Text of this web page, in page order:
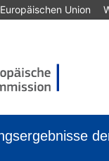
Union